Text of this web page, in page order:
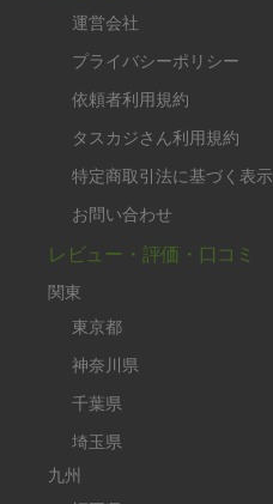
運営会社
プライバシーポリシー
依頼者利用規約
タスカジさん利用規約
特定商取引法に基づく表示
お問い合わせ
レビュー・評価・口コミ
関東
東京都
神奈川県
千葉県
埼玉県
九州